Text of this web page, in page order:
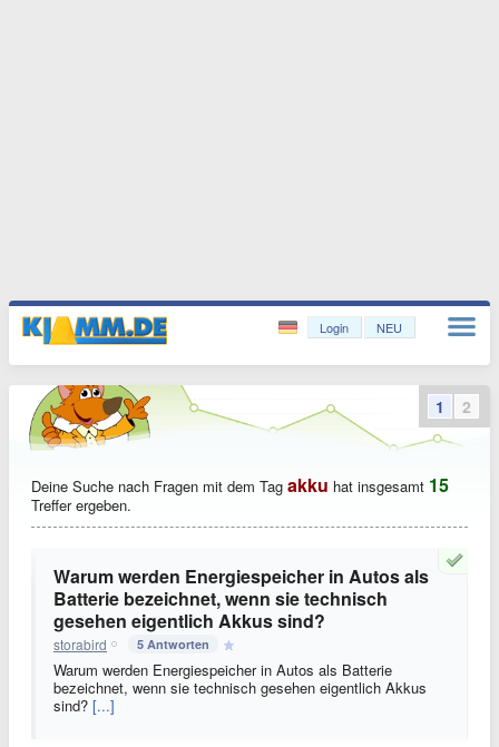
Login NEU
Deine Suche nach Fragen mit dem Tag akku hat insgesamt 15
Treffer ergeben.
Warum werden Energiespeicher in Autos als
Batterie bezeichnet, wenn sie technisch
gesehen eigentlich Akkus sind?
storabird 5 Antworten
Warum werden Energiespeicher in Autos als Batterie
bezeichnet, wenn sie technisch gesehen eigentlich Akkus
sind? [...]
1 2